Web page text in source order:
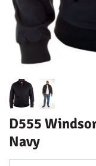
D555
Navy